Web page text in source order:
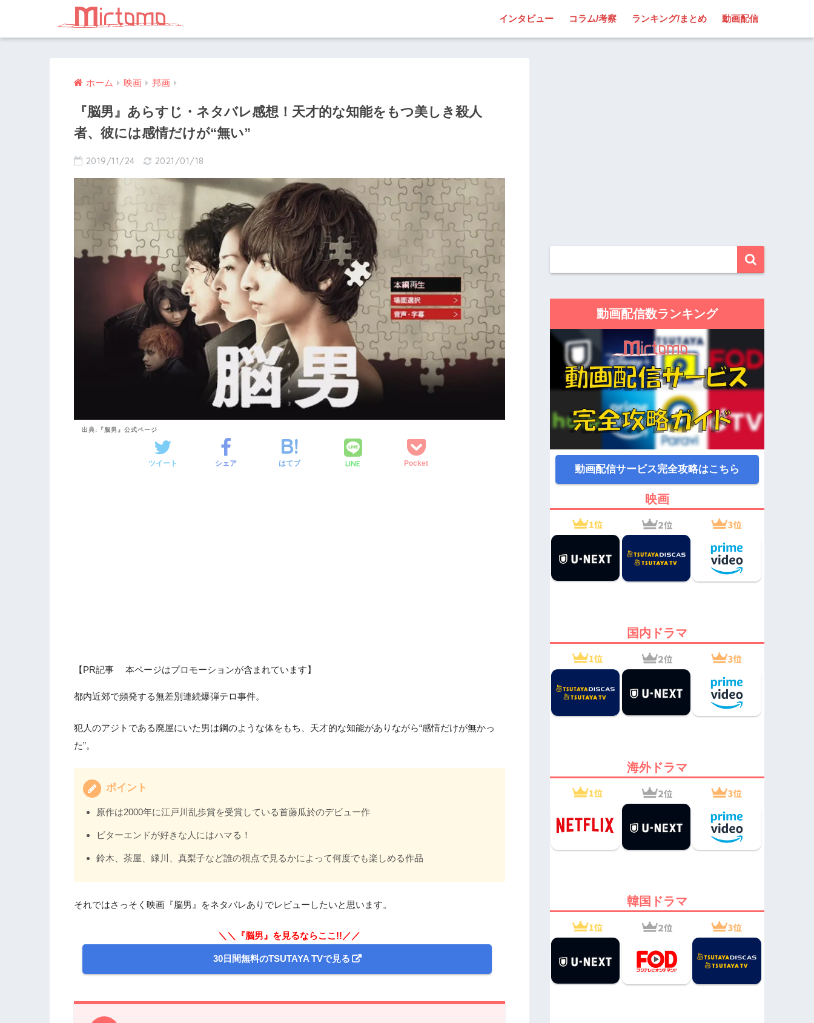
インタビュー コラム/考察 ランキング/まとめ 動画配信
ホーム 映画 邦画
『脳男』あらすじ・ネタバレ感想！天才的な知能をもつ美しき殺人
者、彼には感情だけが“無い”
2019/11/24 2021/01/18
出典:『脳男』公式ページ
ツイート シェア はてブ LINE Pocket
【PR記事 本ページはプロモーションが含まれています】
都内近郊で頻発する無差別連続爆弾テロ事件。
犯人のアジトである廃屋にいた男は鋼のような体をもち、天才的な知能がありながら“感情だけが無かっ
た”。
ポイント
原作は2000年に江戸川乱歩賞を受賞している首藤瓜於のデビュー作
ビターエンドが好きな人にはハマる！
鈴木、茶屋、緑川、真梨子など誰の視点で見るかによって何度でも楽しめる作品
それではさっそく映画『脳男』をネタバレありでレビューしたいと思います。
＼＼『脳男』を見るならここ!!／／
30日間無料のTSUTAYA TVで見る
動画配信数ランキング
動画配信サービス完全攻略はこちら
映画
国内ドラマ
海外ドラマ
韓国ドラマ